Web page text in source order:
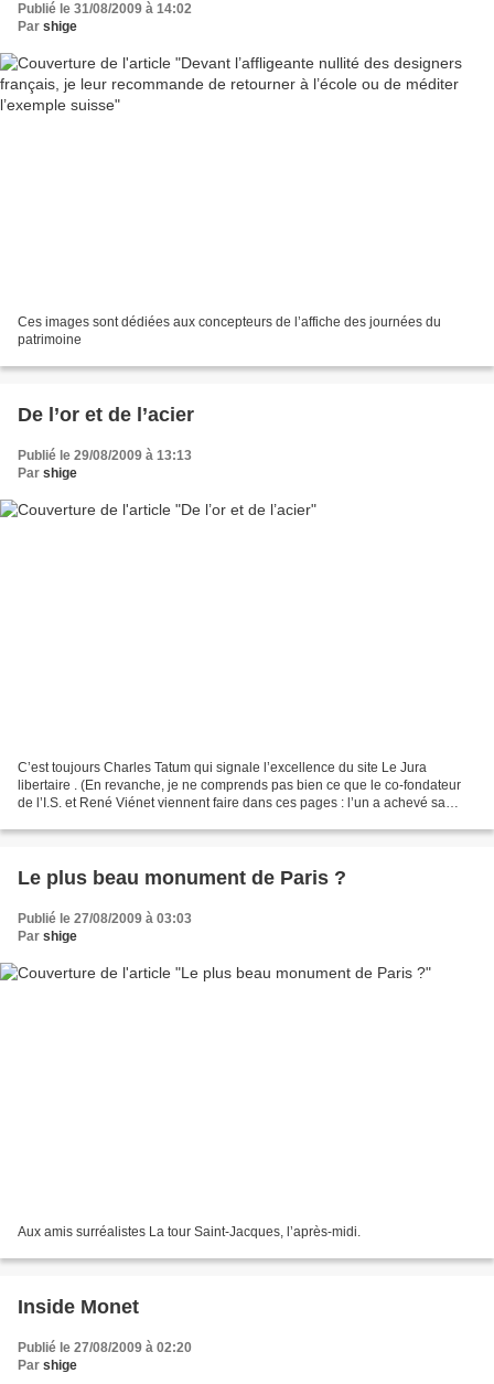
Publié le 31/08/2009 à 14:02
Par shige
Ces images sont dédiées aux concepteurs de l’affiche des journées du
patrimoine
De l’or et de l’acier
Publié le 29/08/2009 à 13:13
Par shige
C’est toujours Charles Tatum qui signale l’excellence du site Le Jura
libertaire . (En revanche, je ne comprends pas bien ce que le co-fondateur
de l’I.S. et René Viénet viennent faire dans ces pages : l’un a achevé sa
Le plus beau monument de Paris ?
Publié le 27/08/2009 à 03:03
Par shige
Aux amis surréalistes La tour Saint-Jacques, l’après-midi.
Inside Monet
Publié le 27/08/2009 à 02:20
Par shige